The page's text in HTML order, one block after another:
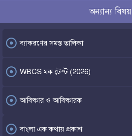
অন্যান্য বিষয়
 ব্যাকরণের সমস্ত তালিকা
 WBCS মক টেস্ট (2026)
 আবিষ্কার ও আবিষ্কারক
 বাংলা এক কথায় প্রকাশ